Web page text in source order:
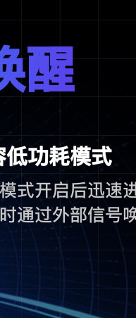
醒
低功耗模式
式开启后迅速
通过外部信号